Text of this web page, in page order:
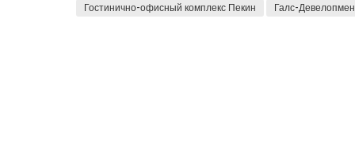
Гостинично-офисный комплекс Пекин Галс-